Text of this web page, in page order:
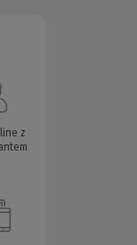
z